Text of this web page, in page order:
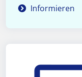
Informieren